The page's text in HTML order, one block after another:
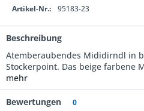
Artikel-Nr.:
95183-23
Beschreibung
Atemberaubendes Mididirndl in
Stockerpoint. Das beige farbene
mehr
Bewertungen 0